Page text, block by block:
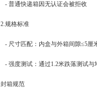
- 普通快递箱因无认证会被拒收
2.规格标准
- 尺寸匹配：内盒与外箱间隙≤5厘
- 强度测试：通过1.2米跌落测试
封箱规范